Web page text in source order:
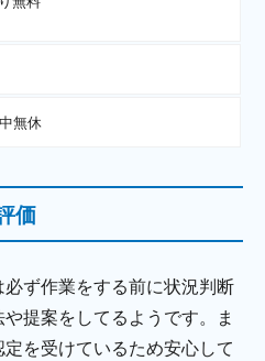
無休
価
必ず作業をする前に状況判断
提案をしてるようです。ま
を受けているため安心して